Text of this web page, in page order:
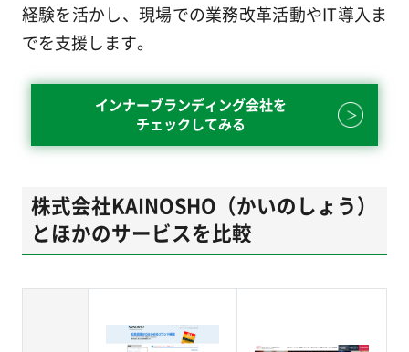
経験を活かし、現場での業務改革活動やIT導入ま
でを支援します。
インナーブランディング会社を
チェックしてみる
株式会社KAINOSHO（かいのしょう）
とほかのサービスを比較